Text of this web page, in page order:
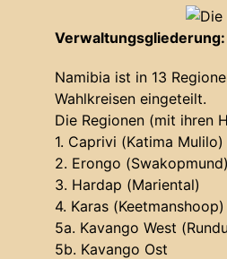
Verwaltungsgliederung:
Namibia ist in 13
Wahlkreisen eingeteilt.
Die Regionen (mit ihren
1. Caprivi (Katima Mulilo)
2. Erongo (Swakopmund)
3. Hardap (Mariental)
4. Karas (Keetmanshoop)
5a. Kavango West
5b. Kavango Ost